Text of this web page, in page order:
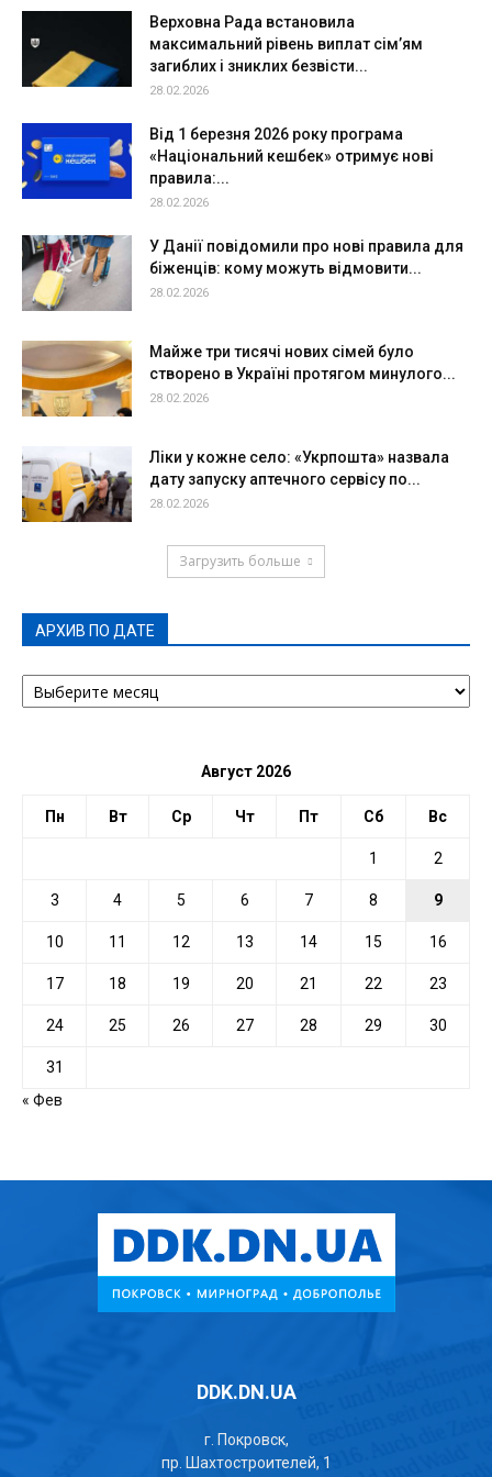
Верховна Рада встановила
максимальний рівень виплат сім’ям
загиблих і зниклих безвісти...
28.02.2026
Від 1 березня 2026 року програма
«Національний кешбек» отримує нові
правила:...
28.02.2026
У Данії повідомили про нові правила для
біженців: кому можуть відмовити...
28.02.2026
Майже три тисячі нових сімей було
створено в Україні протягом минулого...
28.02.2026
Ліки у кожне село: «Укрпошта» назвала
дату запуску аптечного сервісу по...
28.02.2026
Загрузить больше
АРХИВ ПО ДАТЕ
АРХИВ
ПО
Август 2026
Пн Вт Ср Чт Пт Сб Вс
1 2
3 4 5 6 7 8 9
10 11 12 13 14 15 16
17 18 19 20 21 22 23
24 25 26 27 28 29 30
31
« Фев
DDK.DN.UA
г. Покровск,
пр. Шахтостроителей, 1